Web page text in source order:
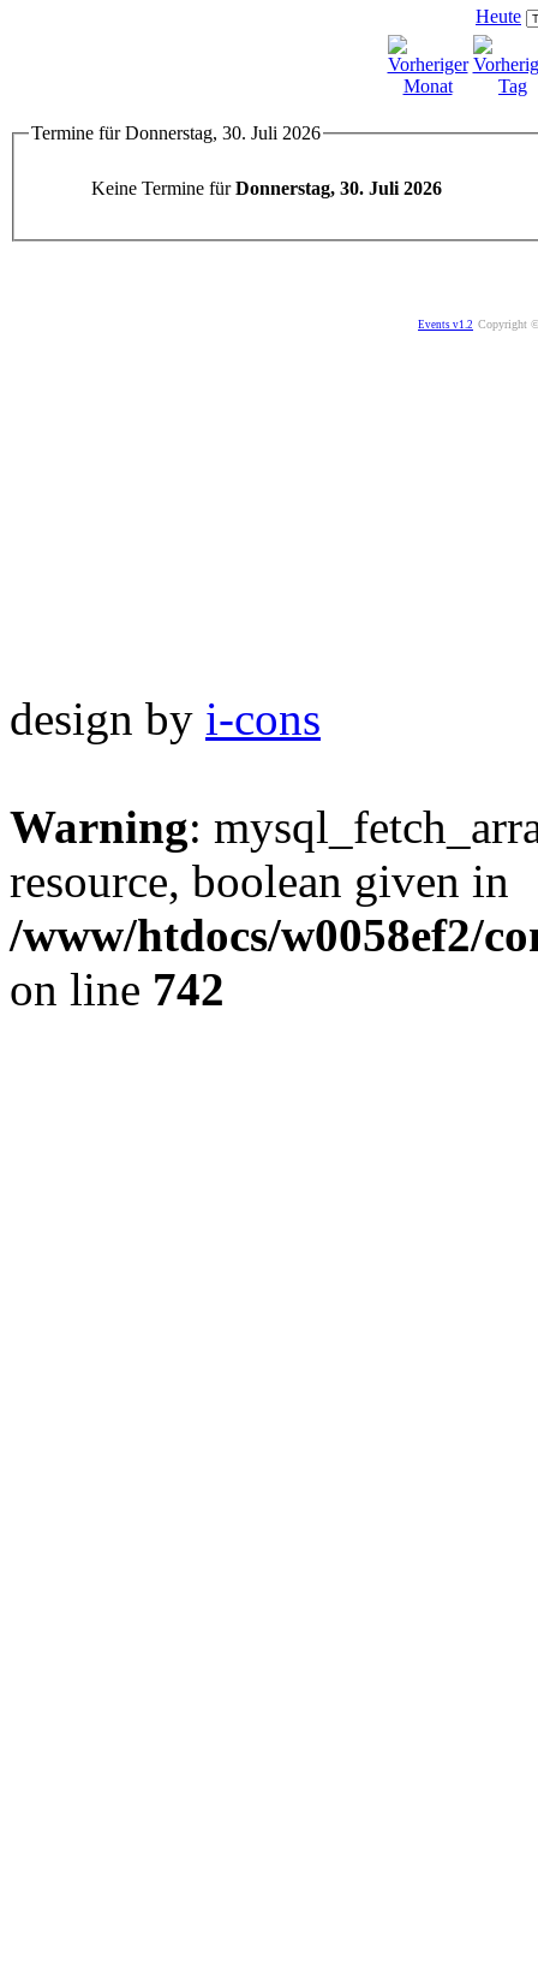
Heute
Termine für Donnerstag, 30. Juli 2026
Keine Termine fürDonnerstag, 30. Juli 2026
Events v1.2 Copyright
design by i-cons
Warning:
resource, boolean given in
/www/htdocs/w0058ef2/
on line 742